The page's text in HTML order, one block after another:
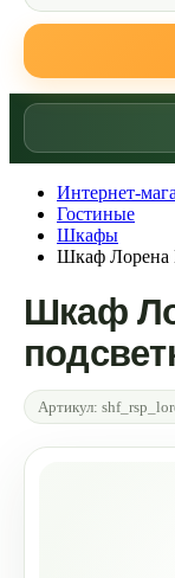
Интернет-
Гостиные
Шкафы
Шкаф Лорена
Шкаф
Артикул: